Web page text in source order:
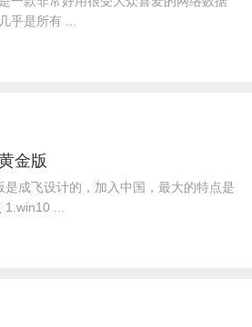
乎是所有 ...
金版
成飞设计的，加入中国，最大的特点是
...